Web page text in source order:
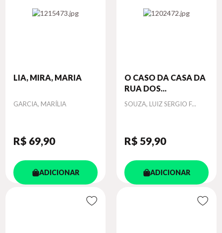
LIA, MIRA, MARIA
Autor
GARCIA, MARÍLIA
R$ 69,90
ADICIONAR
O CASO DA CASA DA
RUA DOS...
Autor
SOUZA, LUIZ SERGIO F...
R$ 59,90
ADICIONAR